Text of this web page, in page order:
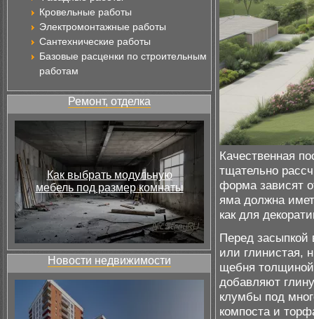
Кровельные работы
Электромонтажные работы
Сантехнические работы
Базовые расценки по строительным
работам
Ремонт, отделка
Как выбрать модульную
мебель под размер комнаты
Новости недвижимости
Качественная
тщательно
форма зависят
яма должна
как для
Перед засыпкой
или глинистая,
щебня толщиной
добавляют
клумбы под
компоста и